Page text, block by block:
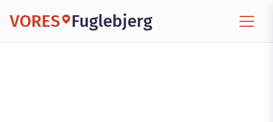
VORES Fuglebjerg